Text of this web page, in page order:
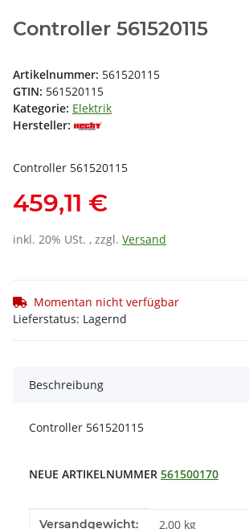
Controller 561520115
Artikelnummer: 561520115
GTIN: 561520115
Kategorie: Elektrik
Hersteller:
Controller 561520115
459,11 €
inkl. 20% USt. , zzgl. Versand
Momentan nicht verfügbar
Lieferstatus: Lagernd
Beschreibung
Controller 561520115
NEUE ARTIKELNUMMER 561500170
Produkteigenschaft
Wert
Versandgewicht: 2,00 kg